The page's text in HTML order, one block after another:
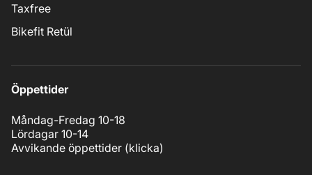
Taxfree
Bikefit Retül
Öppettider
Måndag-Fredag 10-18
Lördagar 10-14
Avvikande öppettider (klicka)